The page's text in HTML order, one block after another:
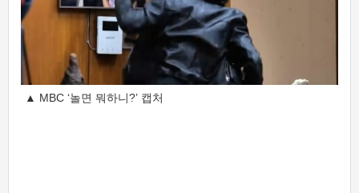
▲ MBC ‘놀면 뭐하니?’ 캡처